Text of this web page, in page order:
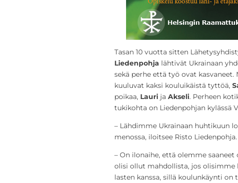
Tasan 10 vuotta sitten
Liedenpohja lähtivät Ukrainaan
sekä perhe että työ ovat kasvaneet.
kuuluvat kaksi kouluikäistä tyttöä,
poikaa, Laurija Akseli. Perheen
tukikohta on Liedenpohjan kylässä
– Lähdimme Ukrainaan huhtikuun
menossa, iloitsee Risto Liedenpohja.
– On ilonaihe, että olemme saaneet
olisi ollut mahdollista, jos
lasten kanssa, sillä koulunkäynti